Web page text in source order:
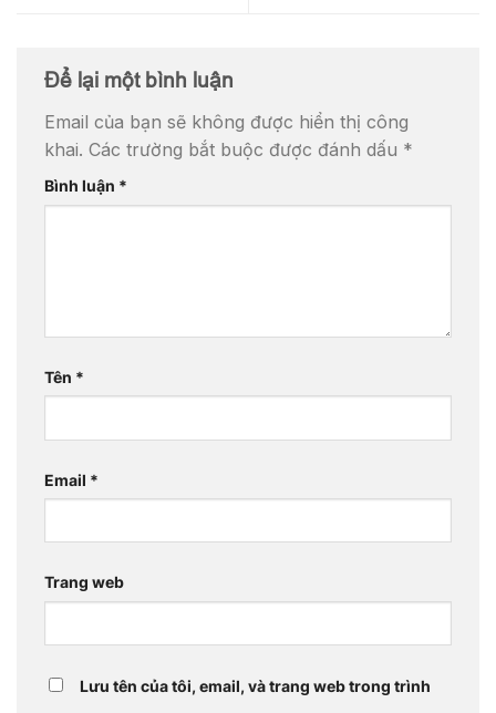
Để lại một bình luận
Email của bạn sẽ không được hiển thị công
khai. Các trường bắt buộc được đánh dấu *
Bình luận *
Tên *
Email *
Trang web
Lưu tên của tôi, email, và trang web trong trình